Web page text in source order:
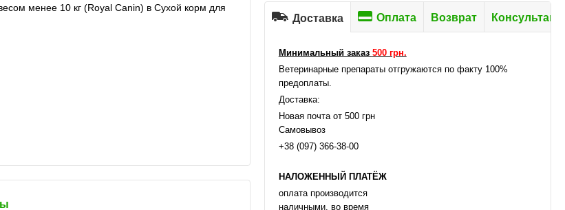
Доставка Оплата Возврат
Минимальный заказ 500 грн.
Ветеринарные препараты отгружаются по факту 100%
предоплаты.
Доставка:
Новая почта от 500 грн
Самовывоз
+38 (097) 366-38-00
НАЛОЖЕННЫЙ ПЛАТЁЖ
оплата производится
наличными, во время